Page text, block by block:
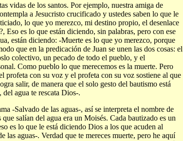
vidas de los santos. Por ejemplo, nuestra amiga de
a Jesucristo crucificado y ustedes saben lo que le
lo que yo merezco, mi destino propio, el desenlace
Eso es lo que están diciendo, sin palabras, pero con ese
están diciendo: -Muerte es lo que yo merezco, porque
que en la predicación de Juan se unen las dos cosas: el
colectivo, un pecado de todo el pueblo, y el
Como pueblo lo que merecemos es la muerte. Pero
profeta con su voz y el profeta con su voz sostiene al que
salir, de manera que el solo gesto del bautismo está
agua te rescata Dios-.
-Salvado de las aguas-, así se interpreta el nombre de
salían del agua era un Moisés. Cada bautizado es un
es lo que le está diciendo Dios a los que acuden al
las aguas-. Verdad que te mereces muerte, pero he aquí